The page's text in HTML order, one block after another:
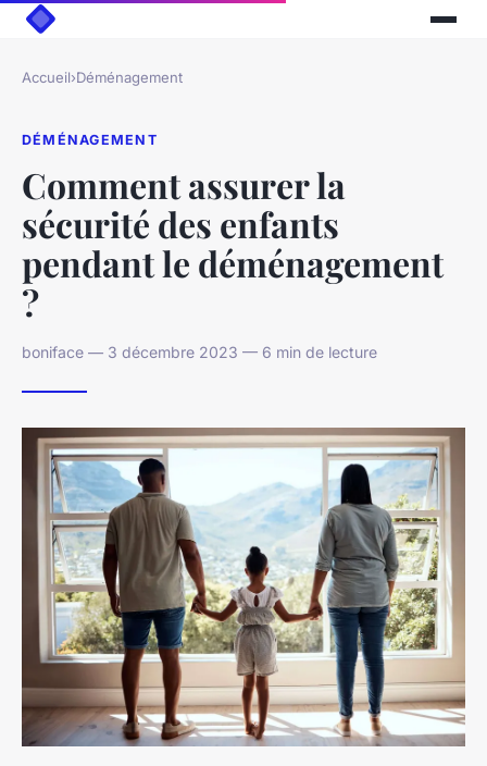
Accueil›Déménagement
DÉMÉNAGEMENT
Comment assurer la
sécurité des enfants
pendant le déménagement
?
boniface — 3 décembre 2023 — 6 min de lecture